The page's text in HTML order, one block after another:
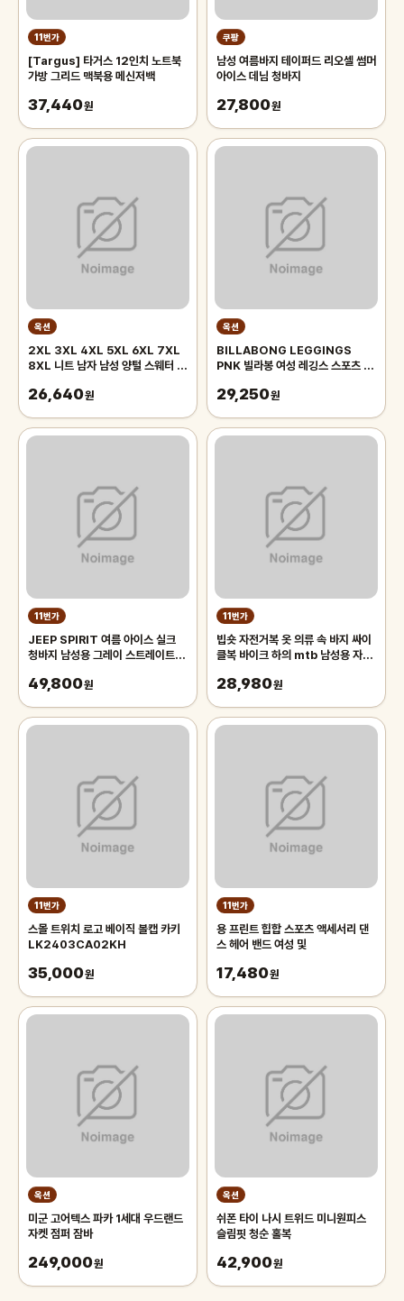
11번가
[Targus] 타거스 12인치 노트북
가방 그리드 맥북용 메신저백
37,440원
쿠팡
남성 여름바지 테이퍼드 리오셀 썸머
아이스 데님 청바지
27,800원
옥션
2XL 3XL 4XL 5XL 6XL 7XL
8XL 니트 남자 남성 양털 스웨터 순
이즈 4xl
26,640원
옥션
BILLABONG LEGGINGS
PNK 빌라봉 여성 레깅스 스포츠 수
AJ013-400)
29,250원
11번가
JEEP SPIRIT 여름 아이스 실크
청바지 남성용 그레이 스트레이트 캐
49,800원
11번가
빕숏 자전거복 옷 의류 속 바지 싸이
클복 바이크 하의 mtb 남성용 자전
MTB
28,980원
11번가
스몰 트위치 로고 베이직 볼캡 카키
LK2403CA02KH
35,000원
11번가
용 프린트 힙합 스포츠 액세서리 댄
스 헤어 밴드 여성 및
17,480원
옥션
미군 고어텍스 파카 1세대 우드랜드
자켓 점퍼 잠바
249,000원
옥션
쉬폰 타이 나시 트위드 미니원피스
슬림핏 청순 홀복
42,900원